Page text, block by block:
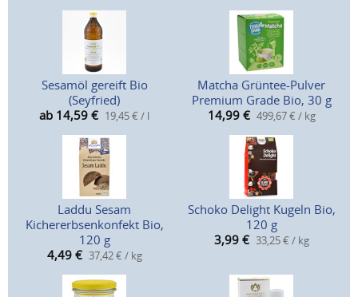
Sesamöl gereift Bio
(Seyfried)
ab 14,59 € 19,45 € / l
Matcha Grüntee-Pulver
Premium Grade Bio, 30 g
14,99 € 499,67 € / kg
Laddu Sesam
Kichererbsenkonfekt Bio,
120 g
4,49 € 37,42 € / kg
Schoko Delight Kugeln Bio,
120 g
3,99 € 33,25 € / kg